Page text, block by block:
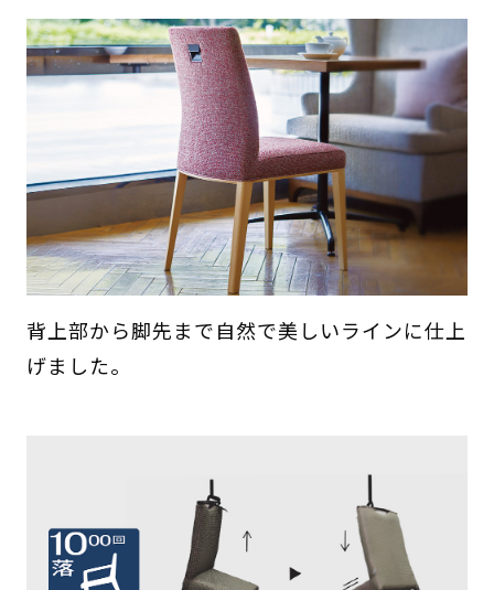
背上部から脚先まで自然で美しいラインに仕上
げました。